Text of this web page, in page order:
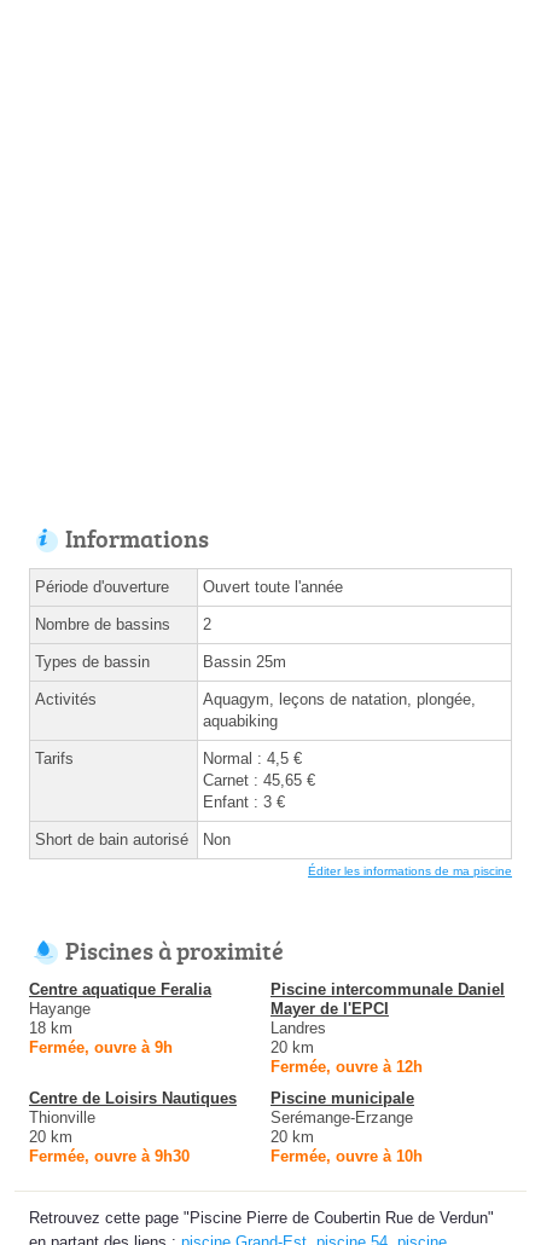
Informations
Période d'ouverture Ouvert toute l'année
Nombre de bassins 2
Types de bassin Bassin 25m
Activités
Aquagym, leçons de natation, plongée,
aquabiking
Tarifs
Normal : 4,5 €
Carnet : 45,65 €
Enfant : 3 €
Short de bain autorisé Non
Éditer les informations de ma piscine
Piscines à proximité
Centre aquatique Feralia
Hayange
18 km
Fermée, ouvre à 9h
Piscine intercommunale Daniel
Mayer de l'EPCI
Landres
20 km
Fermée, ouvre à 12h
Centre de Loisirs Nautiques
Thionville
20 km
Fermée, ouvre à 9h30
Piscine municipale
Serémange-Erzange
20 km
Fermée, ouvre à 10h
Retrouvez cette page "Piscine Pierre de Coubertin Rue de Verdun"